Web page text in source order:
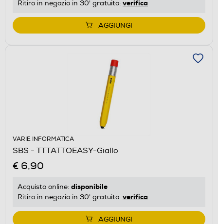
Ritiro in negozio in 30' gratuito: verifica
AGGIUNGI
VARIE INFORMATICA
SBS - TTTATTOEASY-Giallo
€ 6,90
Acquisto online: disponibile
Ritiro in negozio in 30' gratuito: verifica
AGGIUNGI